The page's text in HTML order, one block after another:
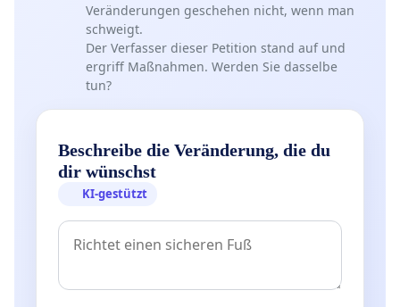
Veränderungen geschehen nicht, wenn man
schweigt.
Der Verfasser dieser Petition stand auf und
ergriff Maßnahmen. Werden Sie dasselbe
tun?
Beschreibe die Veränderung, die du
dir wünschst
KI-gestützt